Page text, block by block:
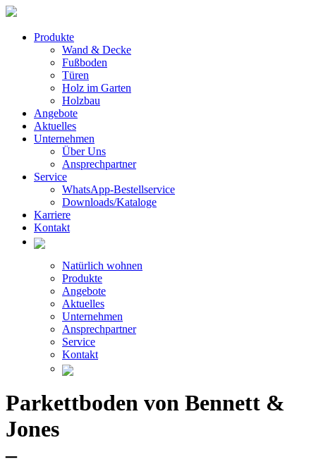
Produkte
Wand & Decke
Fußboden
Türen
Holz im Garten
Holzbau
Angebote
Aktuelles
Unternehmen
Über Uns
Ansprechpartner
Service
WhatsApp-Bestellservice
Downloads/Kataloge
Karriere
Kontakt
Natürlich wohnen
Produkte
Angebote
Aktuelles
Unternehmen
Ansprechpartner
Service
Kontakt
Parkettboden von Bennett &
Jones
–